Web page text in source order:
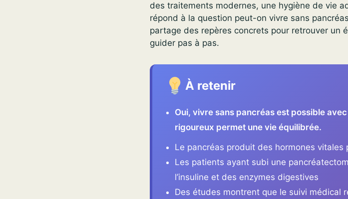
des traitements modernes, une hygiène de vie
répond à la question peut-on vivre sans
partage des repères concrets pour retrouver un
guider pas à pas.
À retenir
Oui, vivre sans pancréas est possible
rigoureux permet une vie équilibrée.
Le pancréas produit des hormones vitales
Les patients ayant subi une
l’insuline et des enzymes digestives
Des études montrent que le suivi médical